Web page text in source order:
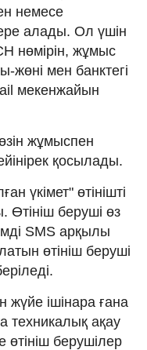
немесе
алады. Ол үшін
нөмірін, жұмыс
жөні мен банктегі
мекенжайын
жұмыспен
қосылады.
үкімет" өтінішті
Өтініш беруші өз
SMS арқылы
өтініш беруші
жүйе ішінара ғана
техникалық ақау
өтініш берушілер